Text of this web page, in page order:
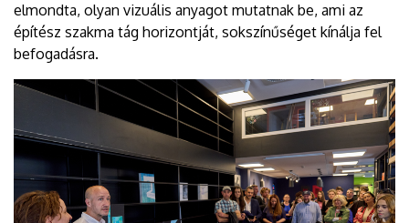
elmondta, olyan vizuális anyagot mutatnak be, ami az
építész szakma tág horizontját, sokszínűséget kínálja fel
befogadásra.